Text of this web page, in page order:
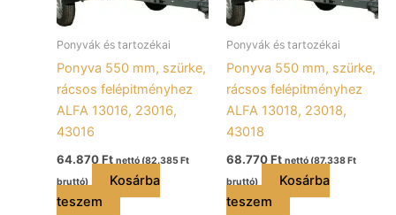
Ponyvák és tartozékai
Ponyva 550 mm, szürke,
rácsos felépitményhez
ALFA 13016, 23016,
43016
64.870Ft nettó (82.385 Ft
bruttó)
Kosárba
teszem
Ponyvák és tartozékai
Ponyva 550 mm, szürke,
rácsos felépitményhez
ALFA 13018, 23018,
43018
68.770Ft nettó (87.338 Ft
bruttó)
Kosárba
teszem